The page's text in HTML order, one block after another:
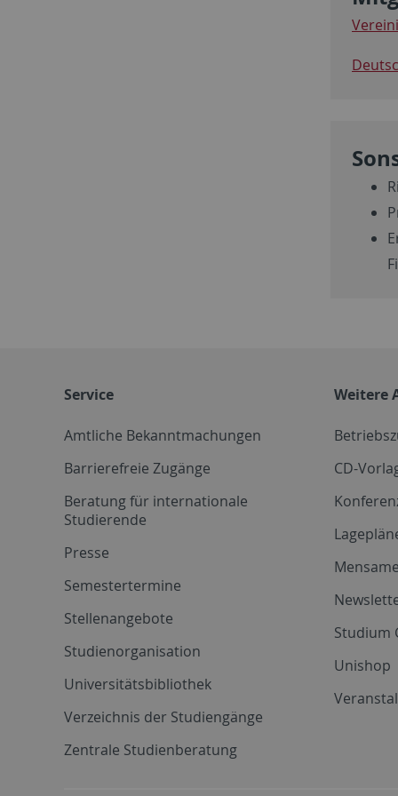
Service
Amtliche Bekanntmachungen
Barrierefreie Zugänge
Beratung für internationale
Studierende
Presse
Semestertermine
Stellenangebote
Studienorganisation
Universitätsbibliothek
Verzeichnis der Studiengänge
Zentrale Studienberatung
Weitere
CD-
Studium
Unishop